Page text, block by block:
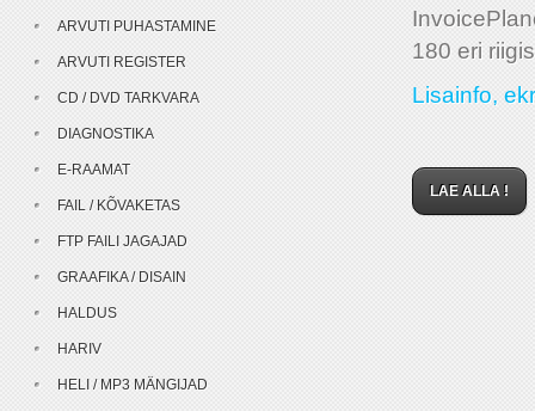
180 eri
Lisainfo,
LAE ALLA !
ARVUTI PUHASTAMINE
ARVUTI REGISTER
CD / DVD TARKVARA
DIAGNOSTIKA
E-RAAMAT
FAIL / KÕVAKETAS
FTP FAILI JAGAJAD
GRAAFIKA / DISAIN
HALDUS
HARIV
HELI / MP3 MÄNGIJAD